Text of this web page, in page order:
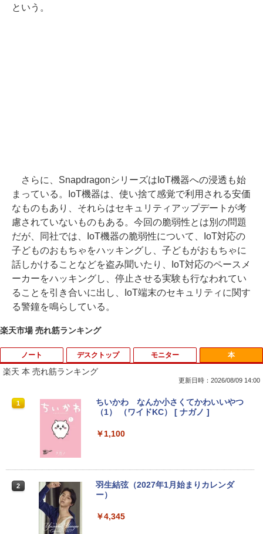
という。
さらに、SnapdragonシリーズはIoT機器への浸透も始
まっている。IoT機器は、使い捨て感覚で利用される安価
なものもあり、それらはセキュリティアップデートが考
慮されていないものもある。今回の脆弱性とは別の問題
だが、同社では、IoT機器の脆弱性について、IoT対応の
子どものおもちゃをハッキングし、子どもがおもちゃに
話しかけることなどを盗み聞いたり、IoT対応のペースメ
ーカーをハッキングし、停止させる実験も行なわれてい
ることを引き合いに出し、IoT端末のセキュリティに関す
る警鐘を鳴らしている。
楽天市場 売れ筋ランキング
ノート
1
【★最大100%ポイント】【大特価!訳あ
り!】富士通 LIFEBOOK A576/第6世代 C
晶/USB 3.0/VGA/HDMI/DVD/Office/中古
【マラソンP5倍/10%オフクーポン】中古
デスクトップ モニター
1
富士通 Fujitsu 液晶モニター VL-17CST
17インチ スクエア ホワイト LCD LEDバ
非光沢 ノングレア DVI VESA準拠 ディス
ー シークレット 19インチワイド ノング
本
楽天 本 売れ筋ランキング
更新日時：2026/08/09 14:00
1
ちいかわ なんか小さくてかわいいやつ
（1） （ワイドKC） [ ナガノ ]
￥1,100
2
羽生結弦（2027年1月始まりカレンダ
ー）
￥4,345